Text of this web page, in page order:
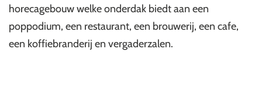
horecagebouw welke onderdak biedt aan een
poppodium, een restaurant, een brouwerij, een cafe,
een koffiebranderij en vergaderzalen.